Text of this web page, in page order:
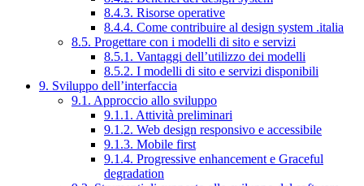
8.4.3. Risorse operative
8.4.4. Come contribuire al design system .italia
8.5. Progettare con i modelli di sito e servizi
8.5.1. Vantaggi dell’utilizzo dei modelli
8.5.2. I modelli di sito e servizi disponibili
9. Sviluppo dell’interfaccia
9.1. Approccio allo sviluppo
9.1.1. Attività preliminari
9.1.2. Web design responsivo e accessibile
9.1.3. Mobile first
9.1.4. Progressive enhancement e Graceful
degradation